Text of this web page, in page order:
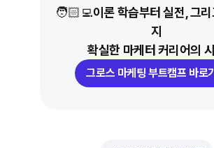
🧑🏻‍💻이론 학습부터 실전, 그
지
확실한 마케터 커리어의
그로스 마케팅 부트캠프 바로